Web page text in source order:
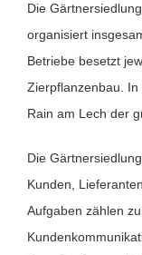
Die
organisiert
Betriebe besetzt
Zierpflanzenbau.
Rain am Lech der
Die
Kunden,
Aufgaben zählen